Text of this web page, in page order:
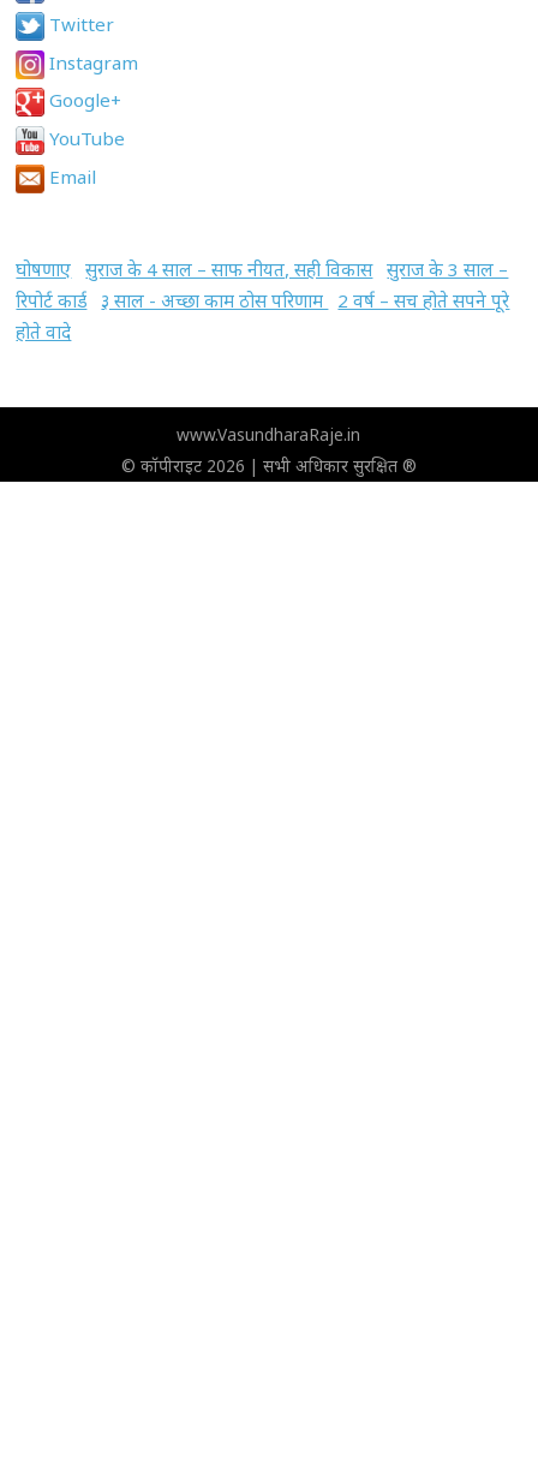
Twitter
Instagram
Google+
YouTube
Email
घोषणाए सुराज के 4 साल – साफ नीयत, सही विकास सुराज के 3 साल –
रिपोर्ट कार्ड
३ साल - अच्छा काम ठोस परिणाम
2 वर्ष – सच होते सपने पूरे
होते वादे
www.VasundharaRaje.in
© कॉपीराइट 2026 | सभी अधिकार सुरक्षित ®